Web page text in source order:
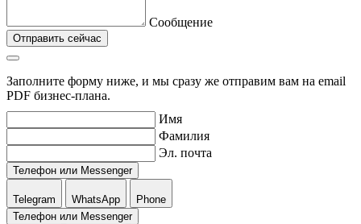
Сообщение
Отправить сейчас
Заполните форму ниже, и мы сразу же отправим вам на email
PDF бизнес-плана.
Имя
Фамилия
Эл. почта
Телефон или Messenger
Telegram WhatsApp
Phone
Телефон или Messenger